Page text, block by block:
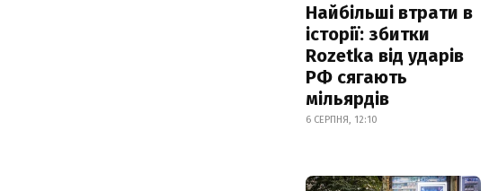
Найбільші втрати в
історії: збитки
Rozetka від ударів
РФ сягають
мільярдів
6 СЕРПНЯ, 12:10